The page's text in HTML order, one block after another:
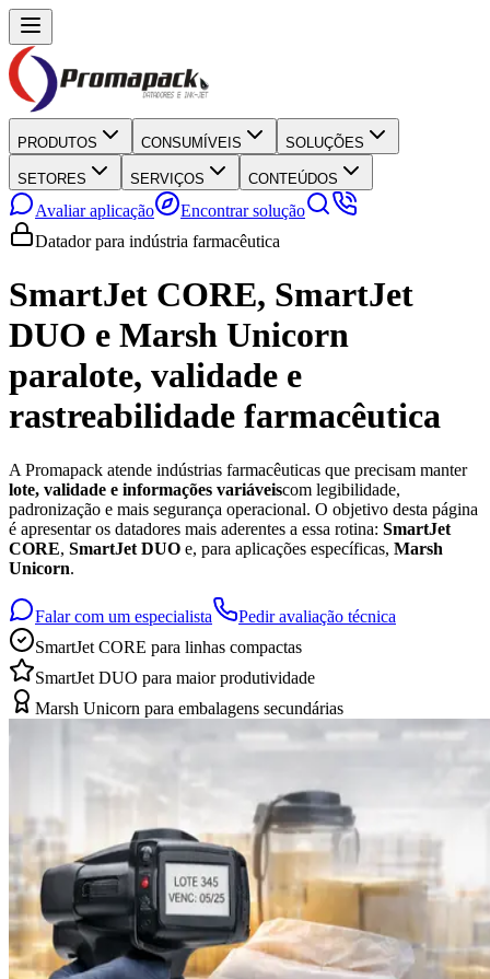
PRODUTOS CONSUMÍVEIS SOLUÇÕES
SETORES SERVIÇOS CONTEÚDOS
Avaliar aplicação
Encontrar solução
Datador para indústria farmacêutica
SmartJet CORE, SmartJet
DUO e Marsh Unicorn
paralote, validade e
rastreabilidade farmacêutica
A Promapack atende indústrias farmacêuticas que precisam manter
lote, validade e informações variáveiscom legibilidade,
padronização e mais segurança operacional. O objetivo desta página
é apresentar os datadores mais aderentes a essa rotina: SmartJet
CORE, SmartJet DUO e, para aplicações específicas, Marsh
Unicorn.
Falar com um especialista
Pedir avaliação técnica
SmartJet CORE para linhas compactas
SmartJet DUO para maior produtividade
Marsh Unicorn para embalagens secundárias